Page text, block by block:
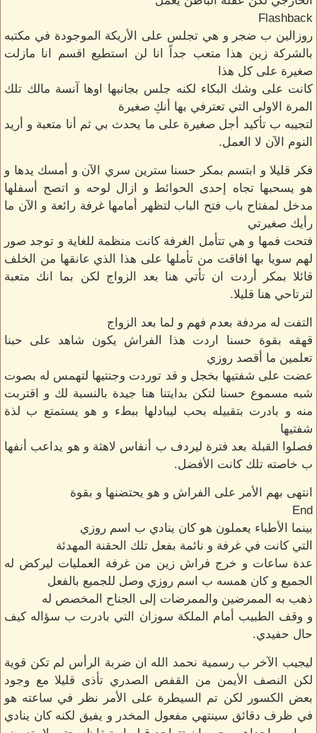
Flashback
روزالين ب ضجر و هي تجلس على الأريكة الموجودة في مكتبه
بالشركة زين هذا متعب جداً انا لن استطيع اقسم انا مازلت
صغيرة على كل هذا
كانت على وشك البكاء لكنه جلس بجانبها اوها آنسة مالك تلك
المرة الاولى التي تعترفي بها أنكِ صغيرة
لتجيبه ب تأكيد أجل صغيرة على ما يحدث بي ثم أنا متعبة و أريد
النوم الآن لا العمل.
فكر قليلا و ابتسم بمكر حسنا سترين سري الآن و أمسك يدها و
هو يسحبها تجاه إحدى الحوائط و ازال لوحه و اتصح أسفلها
مدخل لمفتاح باب فتح الباب لتظهر أمامها غرفة رائعة و الآن ما
رأيك صغيرتي
فتحت فمها و هي تتأمل الغرفة كانت منظمة للغاية و توجد صور
لهم سويا بها افاقت من تأملها على هذا الذي عانقها من الخلف
قائلا بمكر أردت ان تأتي هنا بعد الزواج لكن بما انك متعبة
لترتاحي هنا قليلا.
التفت له مردفة بعدم فهم و لما بعد الزواج
قهقه بقوة حسنا اردت هذا الفراش يكون شاهد على حبنا
تعلمين ما أقصد روزي
عضت على شفتيها بخجل و قد توردت وجنتيها لتهمس له بصوت
شبه مسموع حسنا لتكن بدايتنا هنا جيدة بالنسبة لك و اقتربت
منه و بادرت بتقبيله بحب ليبادلها ببطء و هو يستمتع ب لذة
شفتيها
فصلوا القبلة بعد فترة ليردف ب أنفاس لاهثة و هو يداعب أنفها
ب خاصته تلك كانت الأفضل.
انتهى بهم الأمر على الفراش و هو يحتضنها و بقوة
End
بينما الأطباء يعملون هو كان ينادي ب اسم روزي
التي كانت في غرفة و نائمة بفعل تلك الحقنة المهدئة
عدة ساعات و خرج فراش زين من غرفة العمليات ليركض له
الجميع و كان همسه ب اسم روزي وصل للجميع بالفعل
ذهب به الممرضين والممرضات إلى الجناح المخصص له
و وقف الطبيب أمام الملكة سوزان التي بادرت ب سؤاله كيف
حال حفيدي.
ليجيب الآخر ب رسمية نحمد الله ان ضربة الرأس لم تكن قوية
لكن النصف الأيمن من القفص الصدري تأذى قليلا مع وجود
بعض الكسور لكن تم السيطرة على الأمر نظر في ساعته هو
في ظرف دقائق سينتهي مفعول المخدر و يفيق لكنه كان ينادي